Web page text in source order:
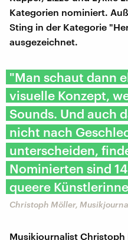
Kategorien nominiert.
Sting in der Kategorie
ausgezeichnet.
"Man schaut dann
visuelle Konzept,
Sounds. Und auch
nicht nach
unterscheiden,
Nominierten sind
queere
Christoph Möller,
Musikjournalist